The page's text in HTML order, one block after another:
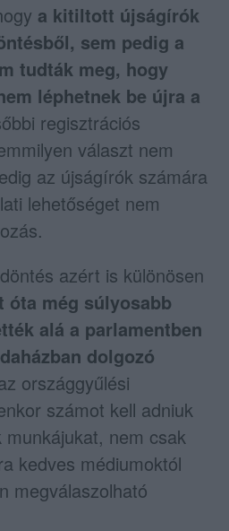
a kitiltott újságírók
sem pedig a
tudták meg, hogy
léphetnek be újra a
regisztrációs
választ nem
az újságírók számára
lehetőséget nem
azért is különösen
óta még súlyosabb
alá a parlamentben
dolgozó
országgyűlési
számot kell adniuk
nem csak
kedves médiumoktól
megválaszolható